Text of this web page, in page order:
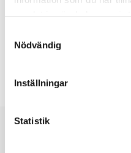
samlat in när du har
Nödvändig
Inställningar
Statistik